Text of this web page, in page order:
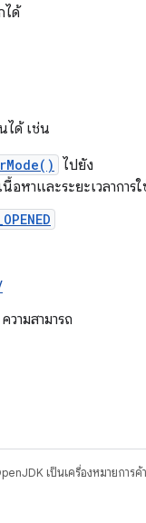
ได้
ได้ เช่น
ไปยัง
อหาและระยะเวลาการ
ามสามารถ
เป็นเครื่องหมายการค้